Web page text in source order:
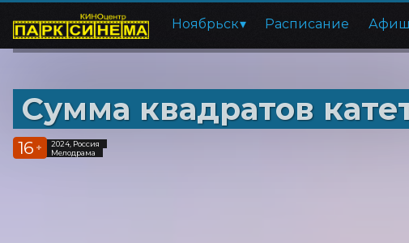
Ноябрьск Расписание
Сумма квадратов
16 +
2024, Россия
Мелодрама